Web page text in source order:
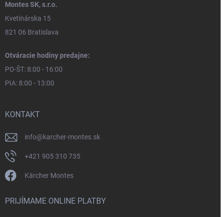
Montes SK, s.r.o.
Kvetinárska 15
821 06 Bratislava
Otváracie hodiny predajne:
PO-ŠT: 8:00 - 16:00
PIA: 8:00 - 13:00
KONTAKT
info@karcher-montes.sk
+421 905 310 735
Kärcher Montes
PRIJÍMAME ONLINE PLATBY